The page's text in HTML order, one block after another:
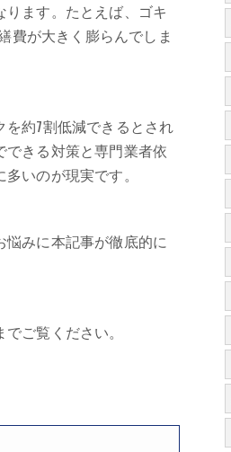
ます。たとえば、ゴキ
費が大きく膨らんでしま
約7割低減できるとされ
きる対策と専門業者依
いのが現実です。
悩みに本記事が徹底的に
ご覧ください。